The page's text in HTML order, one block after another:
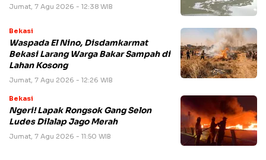
Jumat, 7 Agu 2026 - 12:38 WIB
Bekasi
Waspada El Nino, Disdamkarmat
Bekasi Larang Warga Bakar Sampah di
Lahan Kosong
Jumat, 7 Agu 2026 - 12:26 WIB
Bekasi
Ngeri! Lapak Rongsok Gang Selon
Ludes Dilalap Jago Merah
Jumat, 7 Agu 2026 - 11:50 WIB